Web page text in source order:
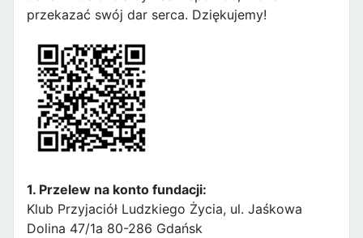
przekazać swój dar serca. Dziękujemy!
1. Przelew na konto fundacji:
Klub Przyjaciół Ludzkiego Życia, ul. Jaśkowa
Dolina 47/1a 80-286 Gdańsk